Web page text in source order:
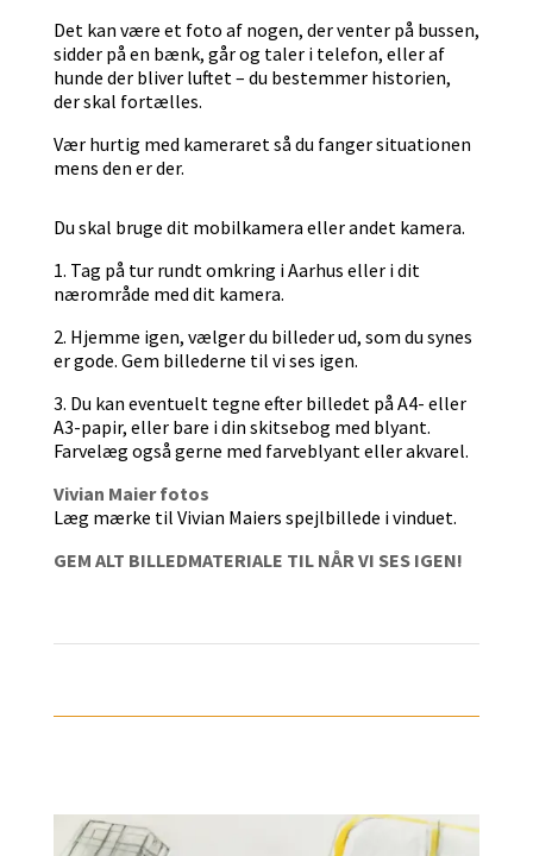
Det kan være et foto af nogen, der venter på bussen,
sidder på en bænk, går og taler i telefon, eller af
hunde der bliver luftet – du bestemmer historien,
der skal fortælles.
Vær hurtig med kameraret så du fanger situationen
mens den er der.
Du skal bruge dit mobilkamera eller andet kamera.
1. Tag på tur rundt omkring i Aarhus eller i dit
nærområde med dit kamera.
2. Hjemme igen, vælger du billeder ud, som du synes
er gode. Gem billederne til vi ses igen.
3. Du kan eventuelt tegne efter billedet på A4- eller
A3-papir, eller bare i din skitsebog med blyant.
Farvelæg også gerne med farveblyant eller akvarel.
Vivian Maier fotos
Læg mærke til Vivian Maiers spejlbillede i vinduet.
GEM ALT BILLEDMATERIALE TIL NÅR VI SES IGEN!